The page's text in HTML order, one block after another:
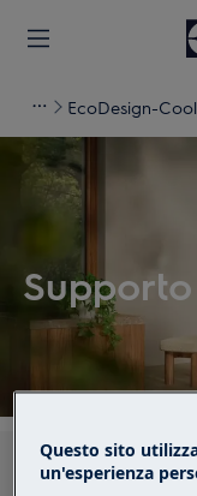
EcoDesign-
Cerca tra i
Questo sito
un'esperienza